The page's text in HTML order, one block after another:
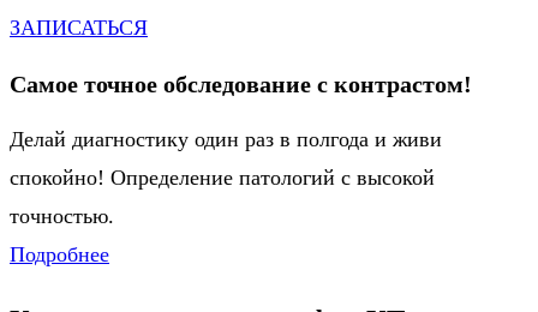
ЗАПИСАТЬСЯ
Самое точное обследование с контрастом!
Делай диагностику один раз в полгода и живи
спокойно! Определение патологий с высокой
точностью.
Подробнее